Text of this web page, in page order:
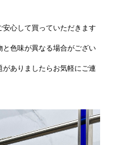
心して買っていただきます
色味が異なる場合がござい
ありましたらお気軽にご連